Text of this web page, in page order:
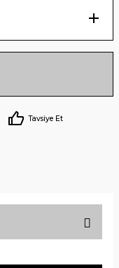
Tavsiye Et